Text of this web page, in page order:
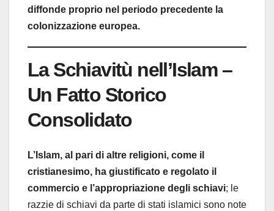
diffonde proprio nel periodo precedente la
colonizzazione europea.
La Schiavitù nell’Islam –
Un Fatto Storico
Consolidato
L’Islam, al pari di altre religioni, come il
cristianesimo, ha giustificato e regolato il
commercio e l’appropriazione degli schiavi; le
razzie di schiavi da parte di stati islamici sono note